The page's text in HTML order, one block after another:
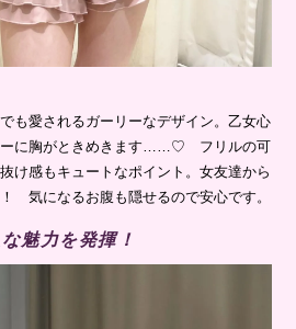
も愛されるガーリーなデザイン。乙女心
ーに胸がときめきます……♡ フリルの可
け感もキュートなポイント。女友達から
気になるお腹も隠せるので安心です。
魅力を発揮！